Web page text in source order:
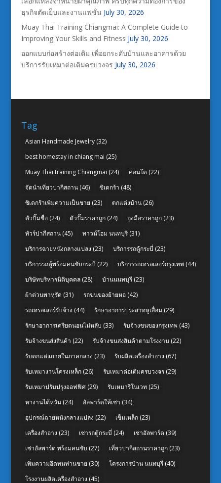
ธุรกิจตัดเย็บและงานแฟชั่น July 30, 2026
Muay Thai Training Chiangmai: A Complete Guide to
Improving Your Skills and Fitness July 30, 2026
ออกแบบก่อสร้างต่อเติม เพื่อยกระดับบ้านและอาคารด้วย
บริการรับเหมาต่อเติมครบวงจร July 30, 2026
Tag
Asian Handmade Jewelry(32)
best homestay in chiang mai (25)
Muay Thai training Chiangmai (24) คอนโด (22)
จัดนำเที่ยวปากีสถาน(46) ซิเดกร้า (48)
ซิเดกร้าเพิ่มความเป็นชาย (23) ตกแต่งบ้าน(26)
ตัวปั๊มชื่อ(24) ตัวปั๊มราคาถูก(24) ถุงมือราคาถูก(23)
ทัวร์ปากีสถาน(45) ทาวน์โฮม นนทบุรี(31)
บริการฉายหนังกลางแปลง (23) บริการรถตู้กระบี่ (23)
บริการรถตู้พร้อมคนขับกระบี่ (22) บริการรถเทรลเลอร์กรุงเทพ (44)
บริษัทบริหารนิติบุคคล(28) บ้านนนทบุรี(23)
ผ้าต่วนพาหุรัด (31) รถขนของย้ายหอ(42)
รถเทรลเลอร์รับจ้าง (44) รักษาอาการประสาทหูเสื่อม (29)
รักษาอาการเครียดนอนไม่หลับ (33) รับจ้างขนของกรุงเทพ (43)
รับจ้างขนส่งสินค้า (22) รับจ้างขนส่งสินค้าตามโรงงาน(22)
รับตกแต่งภายในภาคกลาง (23) รับผลิตเครื่องสำอาง (67)
รับเหมางานโครงเหล็ก(26) รับเหมาต่อเติมครบวงจร(29)
รับเหมาปรับปรุงออฟฟิศ(29) รับเหมารีโนเวท (25)
หางานไต้หวัน(24) อัลพาร์ดให้เช่า (34)
อุปกรณ์ฉายหนังกลางแปลง (22) เข็มเหล็ก(23)
เครื่องสำอาง (23) เช่ารถตู้กระบี่ (24) เช่าอัลพาร์ด (39)
เช่าอัลพาร์ด พร้อมคนขับ (27) เที่ยวปากีสถานราคาถูก(23)
เพิ่มความอึดทนท่านชาย (30) โครงการบ้าน นนทบุรี(40)
โรงงานผลิตเครื่องสำอาง (45)